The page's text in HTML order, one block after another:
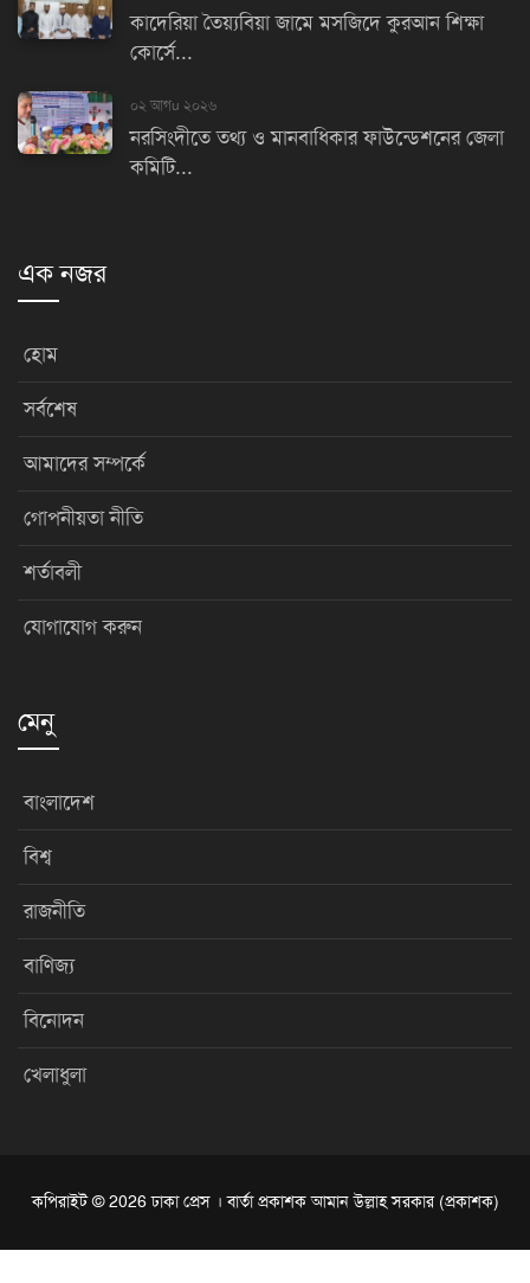
কাদেরিয়া তৈয়্যবিয়া জামে মসজিদে কুরআন শিক্ষা
কোর্সে...
০২ আগu ২০২৬
নরসিংদীতে তথ্য ও মানবাধিকার ফাউন্ডেশনের জেলা
কমিটি...
এক নজর
হোম
সর্বশেষ
আমাদের সম্পর্কে
গোপনীয়তা নীতি
শর্তাবলী
যোগাযোগ করুন
মেনু
বাংলাদেশ
বিশ্ব
রাজনীতি
বাণিজ্য
বিনোদন
খেলাধুলা
কপিরাইট © 2026 ঢাকা প্রেস । বার্তা প্রকাশক আমান উল্লাহ সরকার (প্রকাশক)